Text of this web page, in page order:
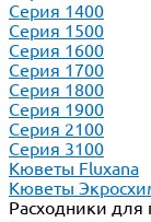
Серия 1400
Серия 1500
Серия 1600
Серия 1700
Серия 1800
Серия 1900
Серия 2100
Серия 3100
Кюветы Fluxana
Кюветы
Расходники для